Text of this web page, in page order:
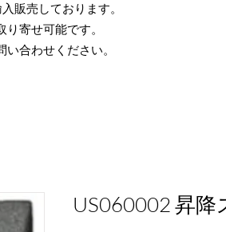
販売しております。
寄せ可能です。
合わせください。
US060002 昇降